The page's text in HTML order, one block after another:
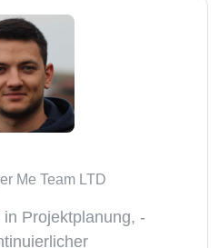
Me Team LTD
Projektplanung, -